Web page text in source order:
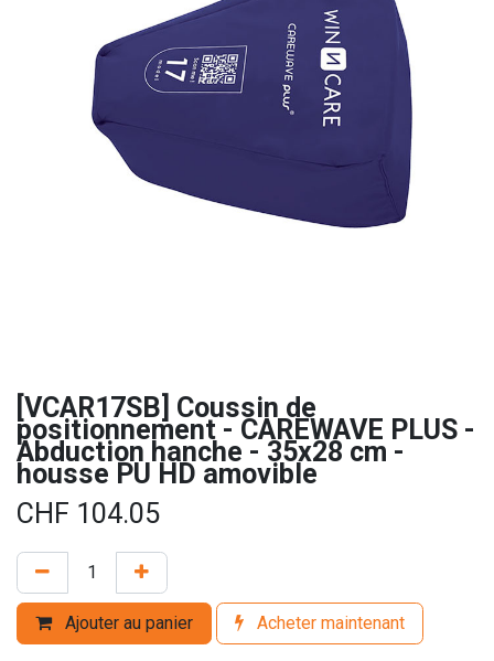
[VCAR17SB] Coussin de
positionnement - CAREWAVE PLUS -
Abduction hanche - 35x28 cm -
housse PU HD amovible
CHF 104.05
Ajouter au panier Acheter maintenant